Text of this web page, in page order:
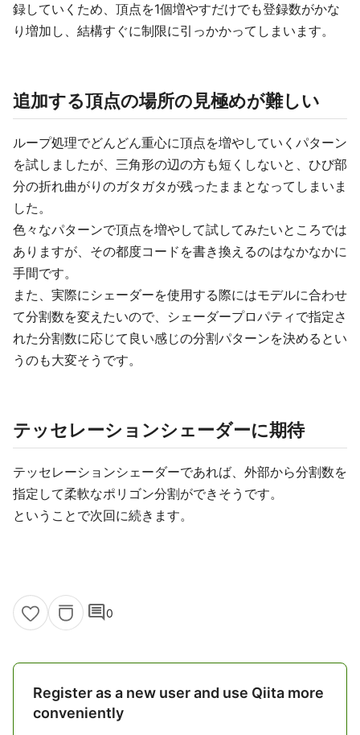
録していくため、頂点を1個増やすだけでも登録数がかな
り増加し、結構すぐに制限に引っかかってしまいます。
追加する頂点の場所の見極めが難しい
ループ処理でどんどん重心に頂点を増やしていくパターン
を試しましたが、三角形の辺の方も短くしないと、ひび部
分の折れ曲がりのガタガタが残ったままとなってしまいま
した。
色々なパターンで頂点を増やして試してみたいところでは
ありますが、その都度コードを書き換えるのはなかなかに
手間です。
また、実際にシェーダーを使用する際にはモデルに合わせ
て分割数を変えたいので、シェーダープロパティで指定さ
れた分割数に応じて良い感じの分割パターンを決めるとい
うのも大変そうです。
テッセレーションシェーダーに期待
テッセレーションシェーダーであれば、外部から分割数を
指定して柔軟なポリゴン分割ができそうです。
ということで次回に続きます。
comment0
Register as a new user and use Qiita more
conveniently